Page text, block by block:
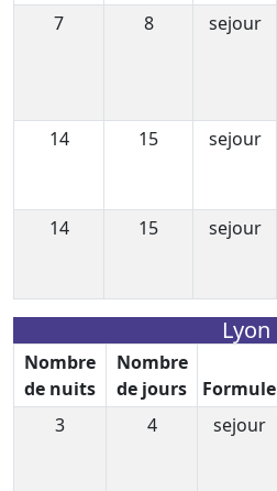
7
8 sejour
14
15 sejour
14
15 sejour
Lyon
Nombre
de nuits
Nombre
de jours
Formule
3
4 sejour